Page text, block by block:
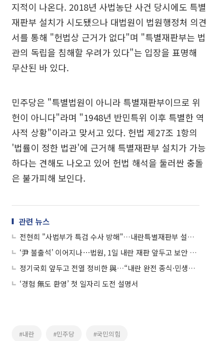
지적이 나온다. 2018년 사법농단 사건 당시에도 특별
재판부 설치가 시도됐으나 대법원이 법원행정처 의견
서를 통해 "헌법상 근거가 없다"며 "특별재판부는 법
관의 독립을 침해할 우려가 있다"는 입장을 표명해
무산된 바 있다.
민주당은 "특별법원이 아니라 특별재판부이므로 위
헌이 아니다"라며 "1948년 반민특위 이후 특별한 역
사적 상황"이라고 맞서고 있다. 헌법 제27조 1항의
'법률이 정한 법관'에 근거해 특별재판부 설치가 가능
하다는 견해도 나오고 있어 헌법 해석을 둘러싼 충돌
은 불가피해 보인다.
관련 뉴스
전현희 "사법부가 특검 수사 방해"…내란특별재판부 설치 검토
‘尹 불출석’ 이어지나⋯법원, 1일 내란 재판 앞두고 보안 강화
정기국회 앞두고 전열 정비한 與…“내란 완전 종식·민생경제 회복”
‘경험 無도 환영’ 첫 일자리 도전 설명서
#내란 #민주당 #국민의힘